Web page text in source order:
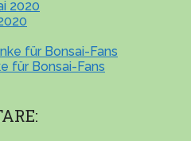
für Bonsai-Fans